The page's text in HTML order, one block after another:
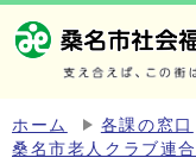
ホーム 各課の窓口
桑名市老人クラブ連